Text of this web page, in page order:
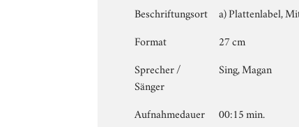
Beschriftungsort
a) Plattenlabel,
Format
27 cm
Sprecher /
Sänger
Sing, Magan
Aufnahmedauer
00:15 min.